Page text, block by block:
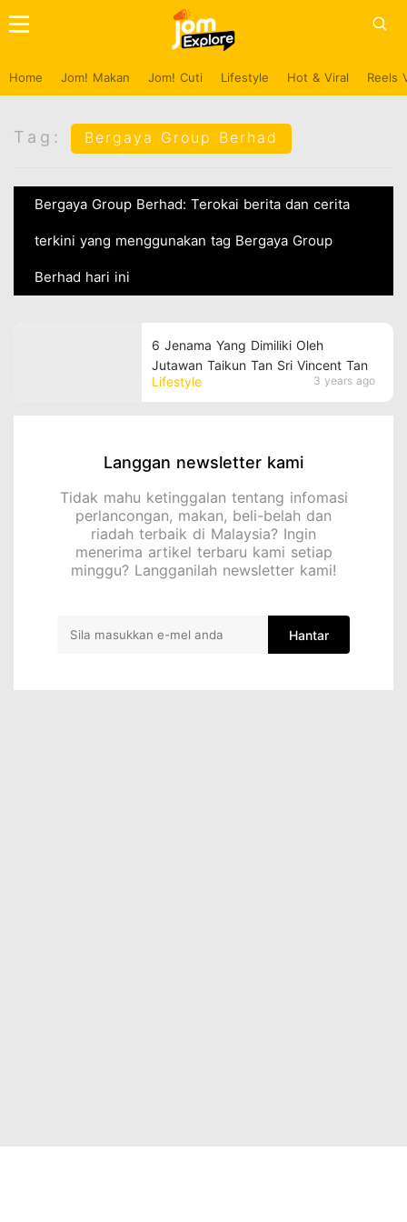
Home Jom! Makan Jom! Cuti Lifestyle Hot & Viral Reels
Tag: Bergaya Group Berhad
Bergaya Group Berhad: Terokai berita dan cerita
terkini yang menggunakan tag Bergaya Group
Berhad hari ini
Lifestyle 3 years ago
6 Jenama Yang Dimiliki Oleh
Jutawan Taikun Tan Sri Vincent Tan
Langgan newsletter kami
Tidak mahu ketinggalan tentang infomasi
perlancongan, makan, beli-belah dan
riadah terbaik di Malaysia? Ingin
menerima artikel terbaru kami setiap
minggu? Langganilah newsletter kami!
Hantar